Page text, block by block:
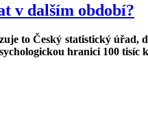
v dalším období?
to Český statistický
hranici 100